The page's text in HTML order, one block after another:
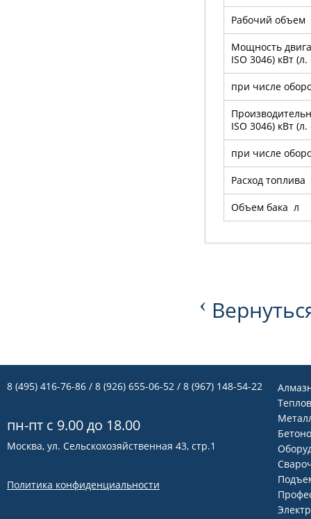
Рабочий объем
Мощность
ISO 3046) кВт (л.
при числе
ISO 3046) кВт (л.
при числе
Расход
Объем бака л
‹
8 (495) 416-76-86 / 8 (926) 655-06-52 / 8 (967) 148-54-22
пн-пт с 9.00 до 18.00
Москва, ул. Сельскохозяйственная 43, стр.1
Политика конфиденциальности